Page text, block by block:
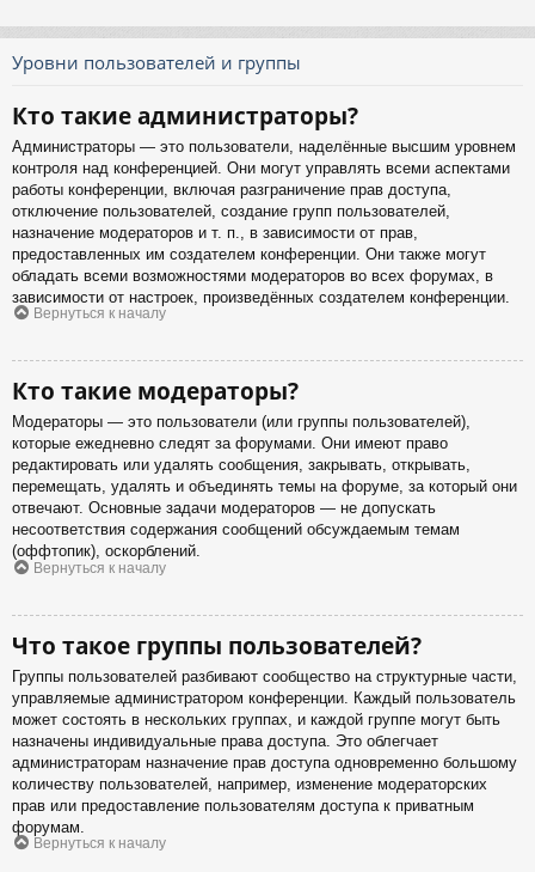
Уровни пользователей и группы
Кто такие администраторы?
Администраторы — это пользователи, наделённые высшим уровнем
контроля над конференцией. Они могут управлять всеми аспектами
работы конференции, включая разграничение прав доступа,
отключение пользователей, создание групп пользователей,
назначение модераторов и т. п., в зависимости от прав,
предоставленных им создателем конференции. Они также могут
обладать всеми возможностями модераторов во всех форумах, в
зависимости от настроек, произведённых создателем конференции.
Вернуться к началу
Кто такие модераторы?
Модераторы — это пользователи (или группы пользователей),
которые ежедневно следят за форумами. Они имеют право
редактировать или удалять сообщения, закрывать, открывать,
перемещать, удалять и объединять темы на форуме, за который они
отвечают. Основные задачи модераторов — не допускать
несоответствия содержания сообщений обсуждаемым темам
(оффтопик), оскорблений.
Вернуться к началу
Что такое группы пользователей?
Группы пользователей разбивают сообщество на структурные части,
управляемые администратором конференции. Каждый пользователь
может состоять в нескольких группах, и каждой группе могут быть
назначены индивидуальные права доступа. Это облегчает
администраторам назначение прав доступа одновременно большому
количеству пользователей, например, изменение модераторских
прав или предоставление пользователям доступа к приватным
форумам.
Вернуться к началу